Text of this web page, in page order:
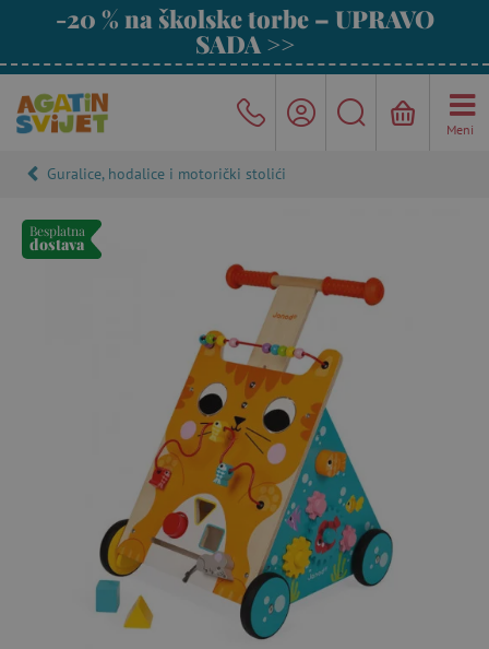
-20 % na školske torbe – UPRAVO
SADA >>
Meni
Guralice, hodalice i motorički stolići
Besplatna
dostava